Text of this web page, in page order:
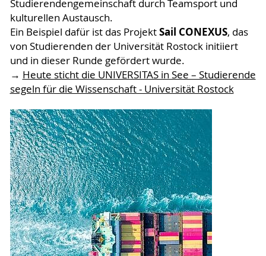
Studierendengemeinschaft durch Teamsport und
kulturellen Austausch.
Ein Beispiel dafür ist das ProjektSail CONEXUS, das
von Studierenden der Universität Rostock initiiert
und in dieser Runde gefördert wurde.
→ Heute sticht die UNIVERSITAS in See – Studierende
segeln für die Wissenschaft - Universität Rostock